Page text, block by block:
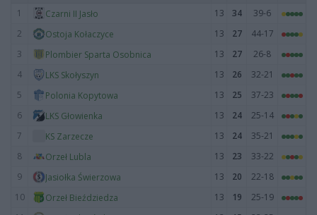
1 Czarni II Jasło 13 34
39-6
2
Ostoja Kołaczyce 13 27
44-17
3
Plombier Sparta Osobnica 13 27
26-8
4
LKS Skołyszyn 13 26
32-21
5
Polonia Kopytowa 13 25
37-23
6
LKS Głowienka 13 24
25-14
7
KS Zarzecze 13 24
35-21
8
Orzeł Lubla 13 23
33-22
9
Jasiołka Świerzowa 13 20
22-18
10
Orzeł Bieździedza 13 19
25-19